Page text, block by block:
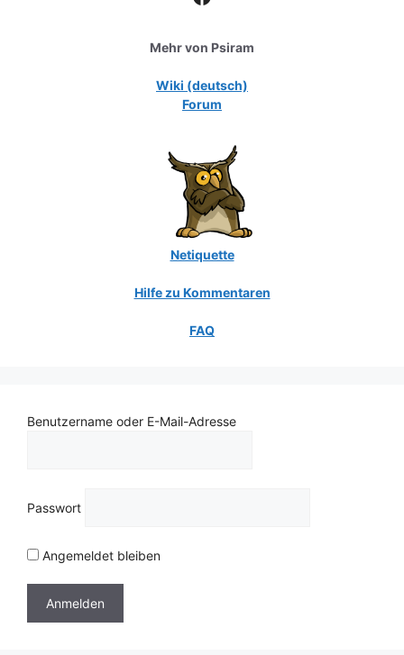
Mehr von Psiram
Wiki (deutsch)
Forum
Netiquette
Hilfe zu Kommentaren
FAQ
Benutzername oder E-Mail-Adresse
Passwort
Angemeldet bleiben